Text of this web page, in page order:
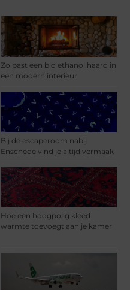
Zo past een bio ethanol haard in
een modern interieur
Bij de escaperoom nabij
Enschede vind je altijd vermaak
Hoe een hoogpolig kleed
warmte toevoegt aan je kamer